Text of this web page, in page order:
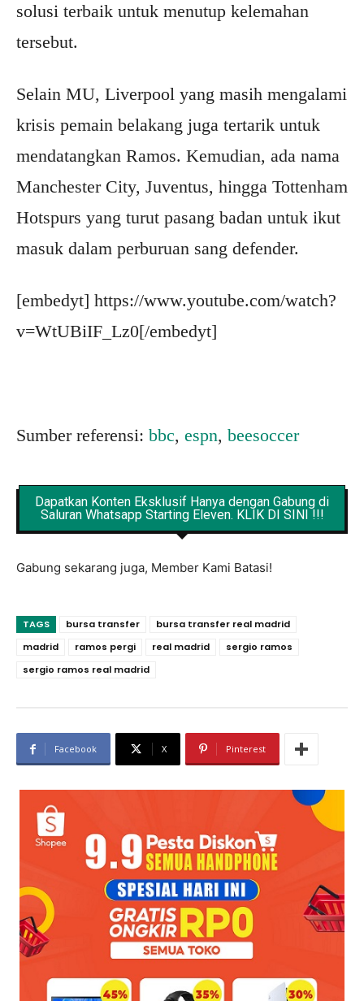
solusi terbaik untuk menutup kelemahan
tersebut.
Selain MU, Liverpool yang masih mengalami
krisis pemain belakang juga tertarik untuk
mendatangkan Ramos. Kemudian, ada nama
Manchester City, Juventus, hingga Tottenham
Hotspurs yang turut pasang badan untuk ikut
masuk dalam perburuan sang defender.
[embedyt] https://www.youtube.com/watch?
v=WtUBiIF_Lz0[/embedyt]
Sumber referensi: bbc, espn, beesoccer
Dapatkan Konten Eksklusif Hanya dengan Gabung di
Saluran Whatsapp Starting Eleven. KLIK DI SINI !!!
Gabung sekarang juga, Member Kami Batasi!
TAGS bursa transfer
bursa transfer real madrid
madrid
ramos pergi real madrid
sergio ramos
sergio ramos real madrid
Facebook X Pinterest